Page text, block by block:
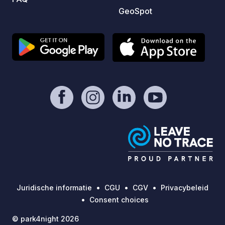
GeoSpot
Juridische informatie CGU CGV
Privacybeleid
Consent choices
© park4night 2026